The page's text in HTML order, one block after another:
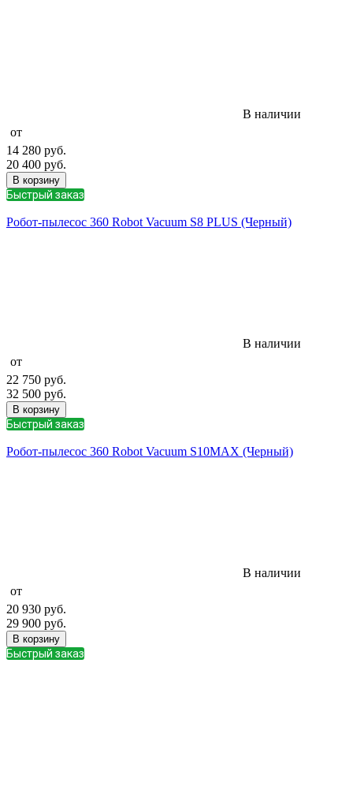
В наличии
от
14 280 руб.
20 400 руб.
В корзину
Быстрый заказ
Робот-пылесос 360 Robot Vacuum S8 PLUS (Черный)
В наличии
от
22 750 руб.
32 500 руб.
В корзину
Быстрый заказ
Робот-пылесос 360 Robot Vacuum S10MAX (Черный)
В наличии
от
20 930 руб.
29 900 руб.
В корзину
Быстрый заказ